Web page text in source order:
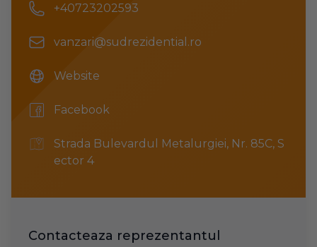
Phone number
+40723202593
Emailvanzari@sudrezidential.ro
WebsiteWebsite
Facebook
Facebook
AddressStrada Bulevardul Metalurgiei, Nr. 85C, S
ector 4
Contacteaza reprezentantul